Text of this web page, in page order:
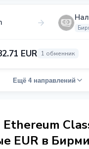
EUR 1 обменник
Ещё 4 направлений
EUR в